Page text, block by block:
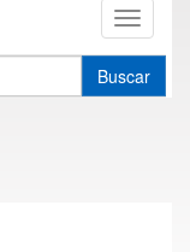
Toggle
Buscar